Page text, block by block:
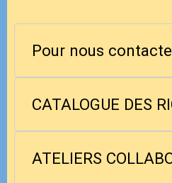
Pour nous
ATELIERS